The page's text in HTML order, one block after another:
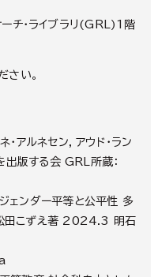
ーチ・ライブラリ(GRL)1階
さい。
・アルネセン ,アウド・ラン
出版する会GRL 所蔵：
ェンダー平等と公平性 多
田こずえ著 2024.3
明石